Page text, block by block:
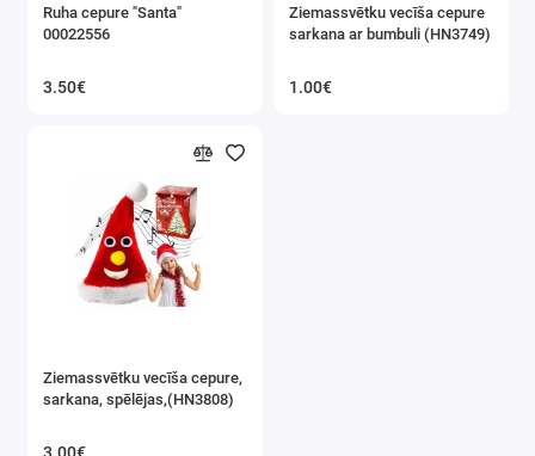
Ruha cepure "Santa"
00022556
3.50€
Ziemassvētku vecīša cepure
sarkana ar bumbuli (HN3749)
1.00€
Ziemassvētku vecīša cepure,
sarkana, spēlējas,(HN3808)